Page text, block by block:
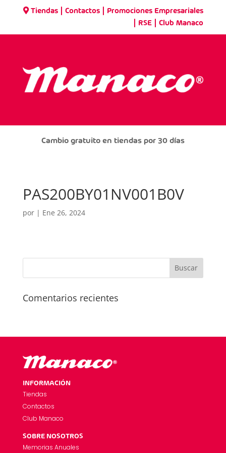
Tiendas |Contactos Promociones Empresariales
RSE |Club Manaco
Cambio gratuito en tiendas por 30 días
PAS200BY01NV001B0V
por | Ene 26, 2024
Comentarios recientes
INFORMACIÓN
Tiendas
Contactos
Club Manaco
SOBRE NOSOTROS
Memorias Anuales